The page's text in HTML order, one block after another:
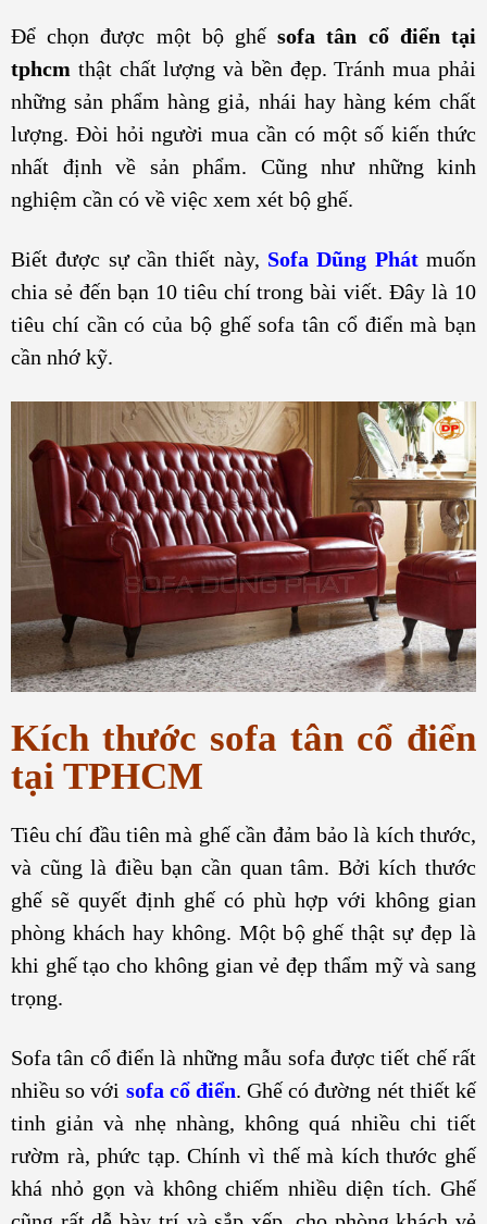
Để chọn được một bộ ghếsofa tân cổ điển tại
tphcm thật chất lượng và bền đẹp. Tránh mua phải
những sản phẩm hàng giả, nhái hay hàng kém chất
lượng. Đòi hỏi người mua cần có một số kiến thức
nhất định về sản phẩm. Cũng như những kinh
nghiệm cần có về việc xem xét bộ ghế.
Biết được sự cần thiết này, Sofa Dũng Phátmuốn
chia sẻ đến bạn 10 tiêu chí trong bài viết. Đây là 10
tiêu chí cần có của bộ ghế sofa tân cổ điển mà bạn
cần nhớ kỹ.
Kích thước sofa tân cổ điển
tại TPHCM
Tiêu chí đầu tiên mà ghế cần đảm bảo là kích thước,
và cũng là điều bạn cần quan tâm. Bởi kích thước
ghế sẽ quyết định ghế có phù hợp với không gian
phòng khách hay không. Một bộ ghế thật sự đẹp là
khi ghế tạo cho không gian vẻ đẹp thẩm mỹ và sang
trọng.
Sofa tân cổ điển là những mẫu sofa được tiết chế rất
nhiều so với sofa cổ điển. Ghế có đường nét thiết kế
tinh giản và nhẹ nhàng, không quá nhiều chi tiết
rườm rà, phức tạp. Chính vì thế mà kích thước ghế
khá nhỏ gọn và không chiếm nhiều diện tích. Ghế